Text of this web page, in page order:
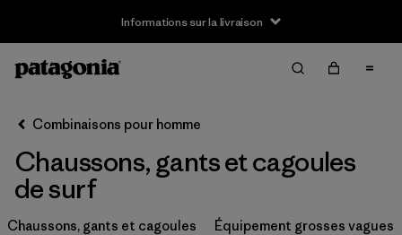
Informations sur la livraison
Filtrer par
TailleCombinaisons pour homme
Chaussons, gants et cagoules
de surf
Chaussons, gants et cagoules Équipement grosses vagues